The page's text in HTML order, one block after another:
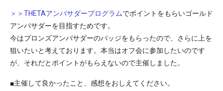
＞＞THETAアンバサダープログラムでポイントをもらいゴールド
アンバサダーを目指すためです。
今はブロンズアンバサダーのバッジをもらったので、さらに上を
狙いたいと考えております。本当はオフ会に参加したいのです
が、それだとポイントがもらえないので主催しました。
■主催して良かったこと、感想をおしえてください。